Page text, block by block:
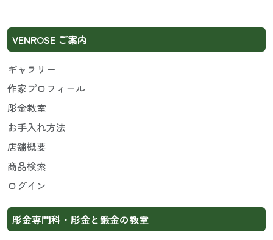
VENROSE ご案内
ギャラリー
作家プロフィール
彫金教室
お手入れ方法
店舗概要
商品検索
ログイン
彫金専門科・彫金と鍛金の教室